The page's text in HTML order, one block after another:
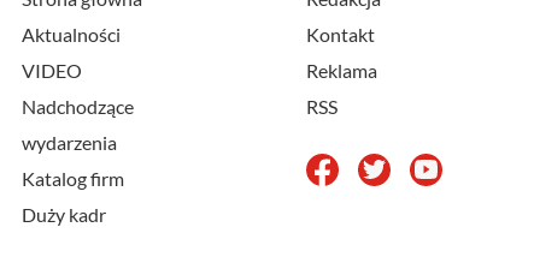
Aktualności
VIDEO
Nadchodzące
wydarzenia
Katalog firm
Duży kadr
Kontakt
Reklama
RSS